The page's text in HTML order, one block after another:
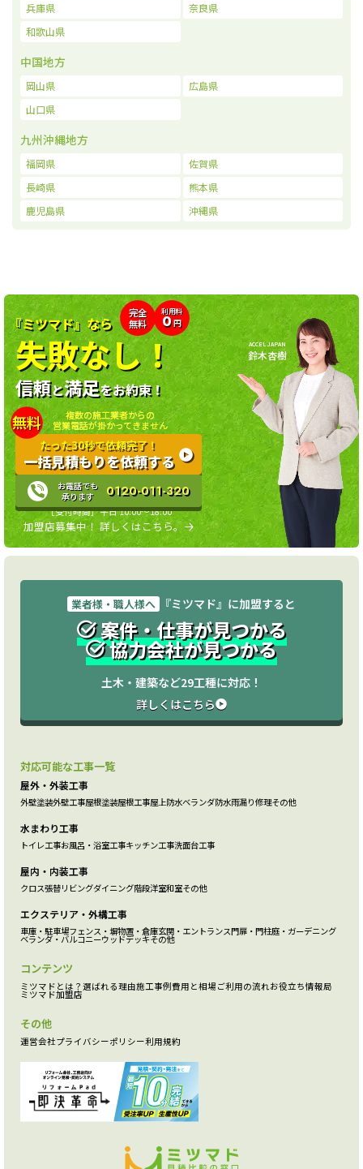
兵庫県
奈良県
和歌山県
中国地方
岡山県
広島県
山口県
九州沖縄地方
福岡県
佐賀県
長崎県
熊本県
鹿児島県
沖縄県
完全
無料
利用料
0円
『ミツマド』なら
失敗なし！
信頼と満足をお約束！
無料
複数の施工業者からの
営業電話が掛かってきません
たった30秒で依頼完了！
一括見積もりを依頼する
お電話でも
承ります
0120-011-320
［受付時間］平日 10:00〜18:00
加盟店募集中！ 詳しくはこちら。
ACCEL JAPAN
鈴木杏樹
業者様・職人様へ 『ミツマド』に加盟すると
案件・仕事が見つかる
協力会社が見つかる
土木・建築など29工種に対応！
詳しくはこちら
対応可能な工事一覧
屋外・外装工事
外壁塗装外壁工事屋根塗装屋根工事屋上防水ベランダ防水雨漏り修理その他
水まわり工事
トイレ工事お風呂・浴室工事キッチン工事洗面台工事
屋内・内装工事
クロス張替リビングダイニング階段洋室和室その他
エクステリア・外構工事
車庫・駐車場フェンス・塀物置・倉庫玄関・エントランス門扉・門柱庭・ガーデニング
ベランダ・バルコニーウッドデッキその他
コンテンツ
ミツマドとは？ 選ばれる理由施工事例費用と相場 ご利用の流れお役立ち情報局
ミツマド加盟店
その他
運営会社プライバシーポリシー利用規約